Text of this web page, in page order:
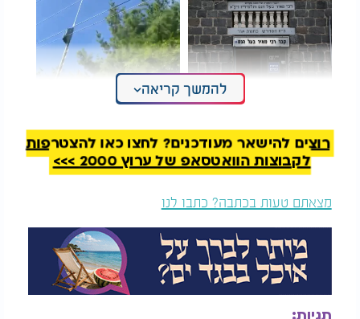
מצבת רבי מאיר בעל
להרים ואז קרה הדבר
הבא"
תיעוד שלא רואים כל
מסורים טס ליד חוטי
חשמל חיים
בניסויים שערך הצוות פעלה החליפה בהצלחה. התיקנים
כ-10 מילימטרים פחות ממהירות התנועה הממוצעת
שלהם על היבשה.
במאמר שפורסם בכתב העת "Nature
Communications" כתב פרופסור סאטו: "באמצעות
הרחבת יכולות הפעולה של החרקים הקיברנטיים שלנו
להמשך קריאה
רוצים להישאר מעודכנים? לחצו כאן להצטרפות
לקבוצות הוואטסאפ של ערוץ 2000 >>>
מצאתם טעות בכתבה? כתבו לנו
תגיות: